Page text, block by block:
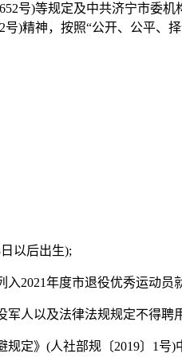
号)等规定及中共济宁市委
)精神，按照“公开、公平、
以后出生);
2021年度市退役优秀运动
人以及法律法规规定不得
定》(人社部规〔2019〕1号)